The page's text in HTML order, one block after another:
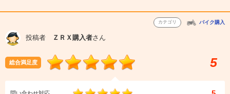
カテゴリ バイク購入
投稿者 ＺＲＸ購入者さん
総合満足度 5